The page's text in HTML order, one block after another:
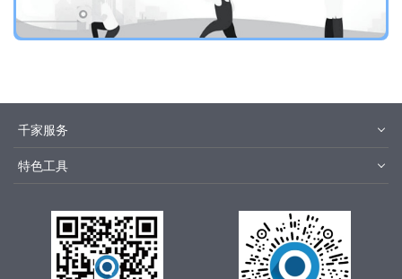
千家服务
特色工具
方快3
集成商优选